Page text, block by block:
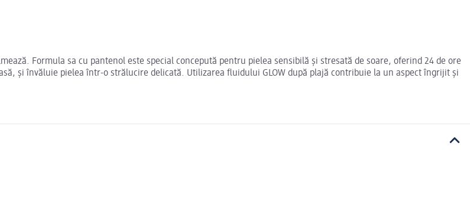
Formula sa cu pantenol este special concepută pentru pielea sensibilă și stresată de soare, oferind 24 de ore
și învăluie pielea într-o strălucire delicată. Utilizarea fluidului GLOW după plajă contribuie la un aspect îngrijit și